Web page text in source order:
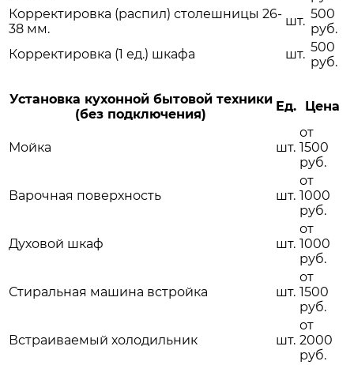
Корректировка (распил) столешницы 26-
38 мм.
шт. 500
руб.
Корректировка (1 ед.) шкафа
шт. 500
руб.
Установка кухонной бытовой техники
(без подключения)
Ед. Цена
Мойка шт.
от
1500
руб.
Варочная поверхность шт.
от
1000
руб.
Духовой шкаф шт.
от
1000
руб.
Стиральная машина встройка шт.
от
1500
руб.
Встраиваемый холодильник шт.
от
2000
руб.